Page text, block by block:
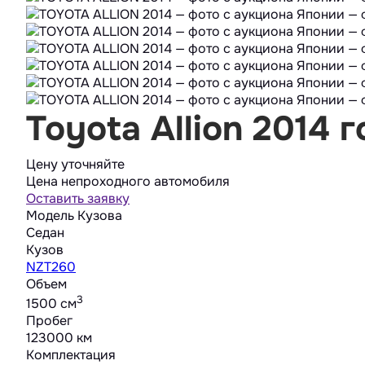
Toyota Allion 2014
Цену уточняйте
Цена непроходного автомобиля
Оставить заявку
Модель Кузова
Седан
Кузов
NZT260
Объем
1500 cм3
Пробег
123000 км
Комплектация